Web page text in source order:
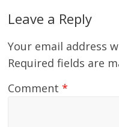
Leave a Reply
Your email address
Required fields are
Comment*